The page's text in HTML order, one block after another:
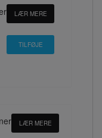
LÆR MERE
LÆR MERE